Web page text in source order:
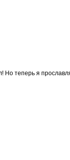
Но теперь я